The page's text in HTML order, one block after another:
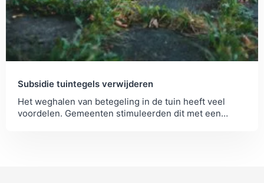
Subsidie tuintegels verwijderen
Het weghalen van betegeling in de tuin heeft veel
voordelen. Gemeenten stimuleerden dit met een